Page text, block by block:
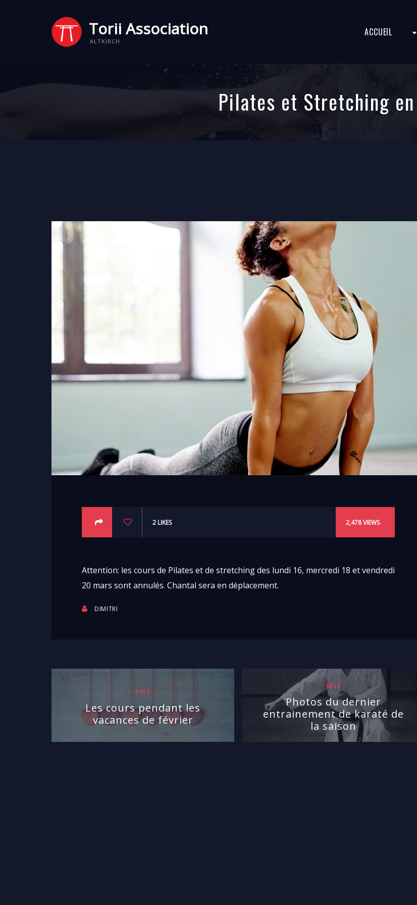
Torii Association
ALTKIRCH
ACCUEIL
Pilates et Stretching
2 LIKES 2,478VIEWS
Attention: les cours de Pilates et de stretching des lundi 16, mercredi 18 et vendredi
20 mars sont annulés. Chantal sera en déplacement.
DIMITRI
PREV
Les cours pendant les
vacances de février
NEXT
Photos du dernier
entrainement de karaté de
la saison